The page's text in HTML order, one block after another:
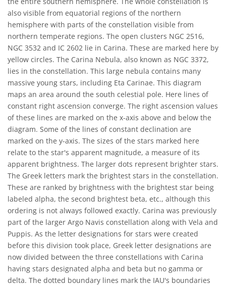
also visible from equatorial regions of the northern
hemisphere with parts of the constellation visible from
northern temperate regions. The open clusters NGC 2516,
NGC 3532 and IC 2602 lie in Carina. These are marked here by
yellow circles. The Carina Nebula, also known as NGC 3372,
lies in the constellation. This large nebula contains many
massive young stars, including Eta Carinae. This diagram
maps an area around the south celestial pole. Here lines of
constant right ascension converge. The right ascension values
of these lines are marked on the x-axis above and below the
diagram. Some of the lines of constant declination are
marked on the y-axis. The sizes of the stars marked here
relate to the star's apparent magnitude, a measure of its
apparent brightness. The larger dots represent brighter stars.
The Greek letters mark the brightest stars in the constellation.
These are ranked by brightness with the brightest star being
labeled alpha, the second brightest beta, etc., although this
ordering is not always followed exactly. Carina was previously
part of the larger Argo Navis constellation along with Vela and
Puppis. As the letter designations for stars were created
before this division took place, Greek letter designations are
now divided between the three constellations with Carina
having stars designated alpha and beta but no gamma or
delta. The dotted boundary lines mark the IAU's boundaries